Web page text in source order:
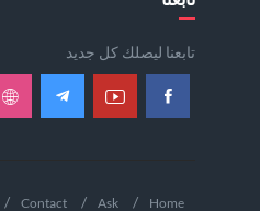
تابعنا ليصلك كل جديد
Home
Ask
Contact